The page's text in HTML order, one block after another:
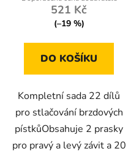
521 Kč
(–19 %)
DO KOŠÍKU
Kompletní sada 22 dílů
pro stlačování brzdových
pístkůObsahuje 2 prasky
pro pravý a levý závit a 20